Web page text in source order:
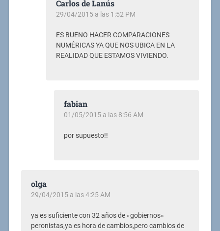
Carlos de Lanús
29/04/2015 a las 1:52 PM
ES BUENO HACER COMPARACIONES
NUMÉRICAS YA QUE NOS UBICA EN LA
REALIDAD QUE ESTAMOS VIVIENDO.
fabian
01/05/2015 a las 8:56 AM
por supuesto!!
olga
29/04/2015 a las 4:25 AM
ya es suficiente con 32 años de «gobiernos»
peronistas,ya es hora de cambios,pero cambios de